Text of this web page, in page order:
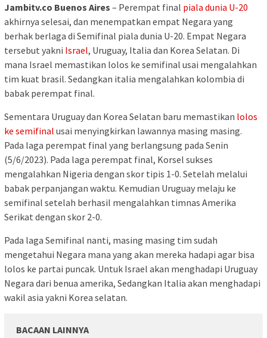
Jambitv.co Buenos Aires – Perempat final piala dunia U-20
akhirnya selesai, dan menempatkan empat Negara yang
berhak berlaga di Semifinal piala dunia U-20. Empat Negara
tersebut yakni Israel, Uruguay, Italia dan Korea Selatan. Di
mana Israel memastikan lolos ke semifinal usai mengalahkan
tim kuat brasil. Sedangkan italia mengalahkan kolombia di
babak perempat final.
Sementara Uruguay dan Korea Selatan baru memastikan lolos
ke semifinal usai menyingkirkan lawannya masing masing.
Pada laga perempat final yang berlangsung pada Senin
(5/6/2023). Pada laga perempat final, Korsel sukses
mengalahkan Nigeria dengan skor tipis 1-0. Setelah melalui
babak perpanjangan waktu. Kemudian Uruguay melaju ke
semifinal setelah berhasil mengalahkan timnas Amerika
Serikat dengan skor 2-0.
Pada laga Semifinal nanti, masing masing tim sudah
mengetahui Negara mana yang akan mereka hadapi agar bisa
lolos ke partai puncak. Untuk Israel akan menghadapi Uruguay
Negara dari benua amerika, Sedangkan Italia akan menghadapi
wakil asia yakni Korea selatan.
BACAAN LAINNYA